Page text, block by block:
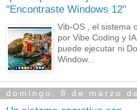
"Encontraste Windows 12"
Vib-OS , el sistema
por Vibe Coding y
puede ejecutar ni
Window...
domingo, 8 de marzo